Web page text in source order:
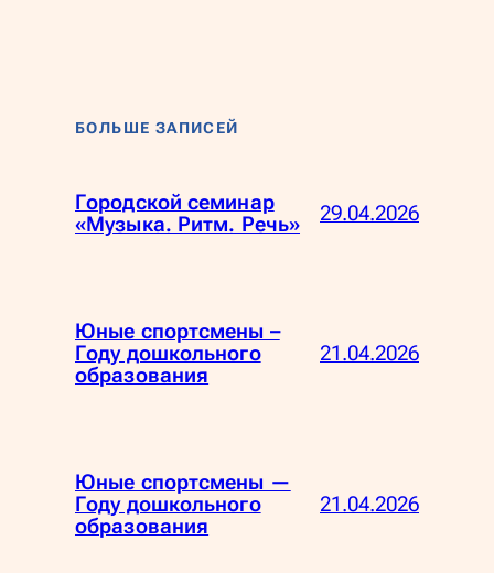
БОЛЬШЕ ЗАПИСЕЙ
Городской семинар
«Музыка. Ритм. Речь»
29.04.2026
Юные спортсмены –
Году дошкольного
образования
21.04.2026
Юные спортсмены —
Году дошкольного
образования
21.04.2026